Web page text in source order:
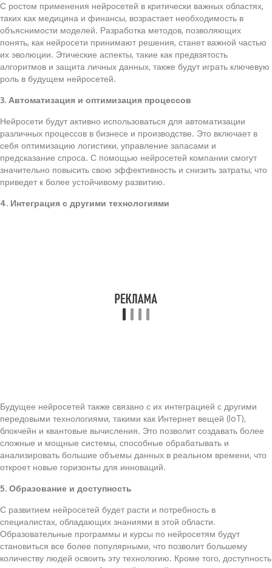
С ростом применения нейросетей в критически важных областях,
таких как медицина и финансы, возрастает необходимость в
объяснимости моделей. Разработка методов, позволяющих
понять, как нейросети принимают решения, станет важной частью
их эволюции. Этические аспекты, такие как предвзятость
алгоритмов и защита личных данных, также будут играть ключевую
роль в будущем нейросетей.
3. Автоматизация и оптимизация процессов
Нейросети будут активно использоваться для автоматизации
различных процессов в бизнесе и производстве. Это включает в
себя оптимизацию логистики, управление запасами и
предсказание спроса. С помощью нейросетей компании смогут
значительно повысить свою эффективность и снизить затраты, что
приведет к более устойчивому развитию.
4. Интеграция с другими технологиями
Будущее нейросетей также связано с их интеграцией с другими
передовыми технологиями, такими как Интернет вещей (IoT),
блокчейн и квантовые вычисления. Это позволит создавать более
сложные и мощные системы, способные обрабатывать и
анализировать большие объемы данных в реальном времени, что
откроет новые горизонты для инноваций.
5. Образование и доступность
С развитием нейросетей будет расти и потребность в
специалистах, обладающих знаниями в этой области.
Образовательные программы и курсы по нейросетям будут
становиться все более популярными, что позволит большему
количеству людей освоить эту технологию. Кроме того, доступность